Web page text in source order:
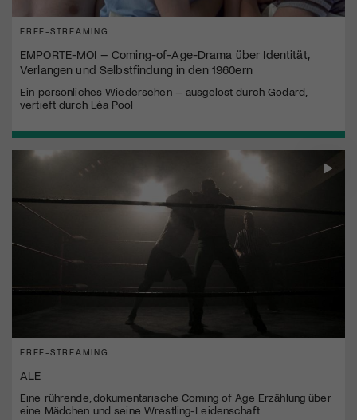
FREE-STREAMING
EMPORTE-MOI – Coming-of-Age-Drama über Identität,
Verlangen und Selbstfindung in den 1960ern
Ein persönliches Wiedersehen – ausgelöst durch Godard,
vertieft durch Léa Pool
FREE-STREAMING
ALE
Eine rührende, dokumentarische Coming of Age Erzählung über
eine Mädchen und seine Wrestling-Leidenschaft